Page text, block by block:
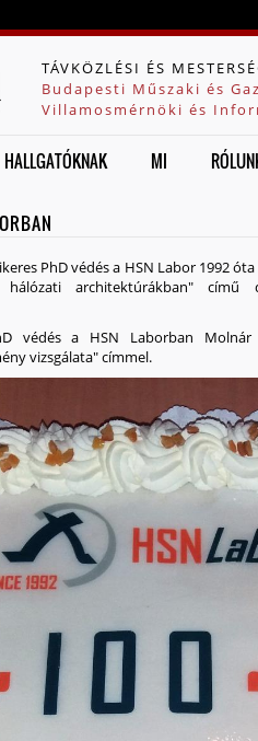
TÁVKÖZLÉSI ÉS
Budapesti Műszaki és
Villamosmérnöki és
HALLGATÓKNAK MI
PhD védés a HSN Labor 1992
hálózati architektúrákban"
védés a HSN Laborban
vizsgálata" címmel.